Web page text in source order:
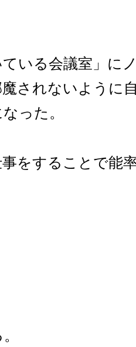
いる会議室」に
されないように
った。
をすることで能